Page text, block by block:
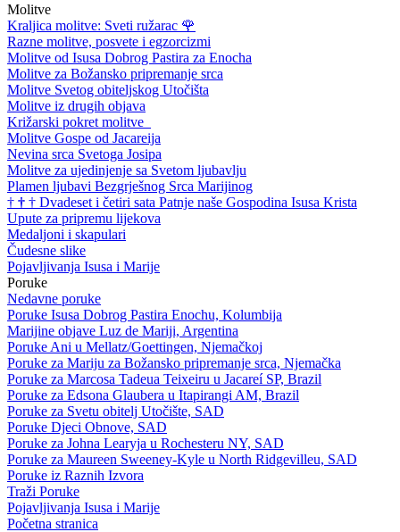
Molitve
Kraljica molitve: Sveti ružarac 🌹
Razne molitve, posvete i egzorcizmi
Molitve od Isusa Dobrog Pastira za Enocha
Molitve za Božansko pripremanje srca
Molitve Svetog obiteljskog Utočišta
Molitve iz drugih objava
Križarski pokret molitve
Molitve Gospe od Jacareija
Nevina srca Svetoga Josipa
Molitve za ujedinjenje sa Svetom ljubavlju
Plamen ljubavi Bezgrješnog Srca Marijinog
† † † Dvadeset i četiri sata Patnje naše Gospodina Isusa Krista
Upute za pripremu lijekova
Medaljoni i skapulari
Čudesne slike
Pojavljivanja Isusa i Marije
Poruke
Nedavne poruke
Poruke Isusa Dobrog Pastira Enochu, Kolumbija
Marijine objave Luz de Mariji, Argentina
Poruke Ani u Mellatz/Goettingen, Njemačkoj
Poruke za Mariju za Božansko pripremanje srca, Njemačka
Poruke za Marcosa Tadeua Teixeiru u Jacareí SP, Brazil
Poruke za Edsona Glaubera u Itapirangi AM, Brazil
Poruke za Svetu obitelj Utočište, SAD
Poruke Djeci Obnove, SAD
Poruke za Johna Learyja u Rochesteru NY, SAD
Poruke za Maureen Sweeney-Kyle u North Ridgevilleu, SAD
Poruke iz Raznih Izvora
Traži Poruke
Pojavljivanja Isusa i Marije
Početna stranica